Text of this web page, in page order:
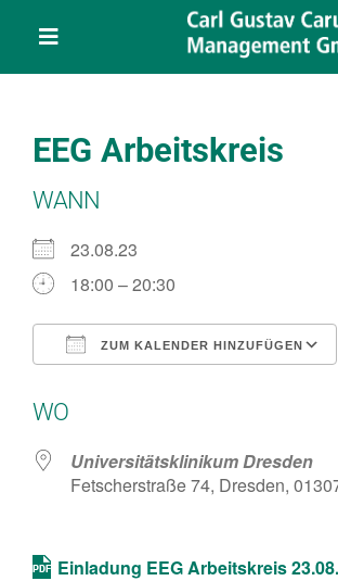
Toggle
Navigation
Über uns
Veranstaltungen
Kontakt
EEG Arbeitskreis
WANN
23.08.23
18:00 – 20:30
ZUM KALENDER HINZUFÜGEN
WO
Universitätsklinikum Dresden
Fetscherstraße 74, Dresden,
Einladung EEG Arbeitskreis